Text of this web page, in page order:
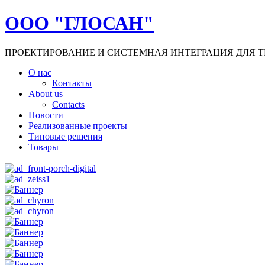
ООО "ГЛОСАН"
ПРОЕКТИРОВАНИЕ И СИСТЕМНАЯ ИНТЕГРАЦИЯ ДЛЯ
О нас
Контакты
About us
Contacts
Новости
Реализованные проекты
Типовые решения
Товары